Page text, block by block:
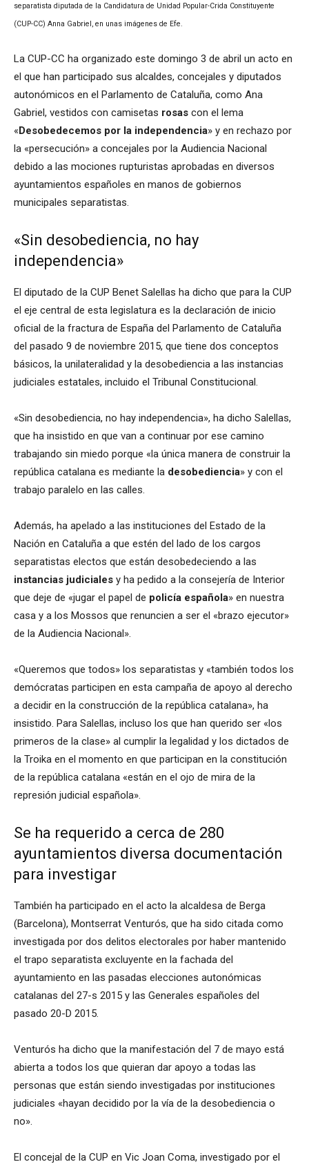
separatista diputada de la Candidatura de Unidad Popular-Crida Constituyente
(CUP-CC) Anna Gabriel, en unas imágenes de Efe.
La CUP-CC ha organizado este domingo 3 de abril un acto en
el que han participado sus alcaldes, concejales y diputados
autonómicos en el Parlamento de Cataluña, como Ana
Gabriel, vestidos con camisetas rosas con el lema
«Desobedecemos por la independencia» y en rechazo por
la «persecución» a concejales por la Audiencia Nacional
debido a las mociones rupturistas aprobadas en diversos
ayuntamientos españoles en manos de gobiernos
municipales separatistas.
«Sin desobediencia, no hay
independencia»
El diputado de la CUP Benet Salellas ha dicho que para la CUP
el eje central de esta legislatura es la declaración de inicio
oficial de la fractura de España del Parlamento de Cataluña
del pasado 9 de noviembre 2015, que tiene dos conceptos
básicos, la unilateralidad y la desobediencia a las instancias
judiciales estatales, incluido el Tribunal Constitucional.
«Sin desobediencia, no hay independencia», ha dicho Salellas,
que ha insistido en que van a continuar por ese camino
trabajando sin miedo porque «la única manera de construir la
república catalana es mediante la desobediencia» y con el
trabajo paralelo en las calles.
Además, ha apelado a las instituciones del Estado de la
Nación en Cataluña a que estén del lado de los cargos
separatistas electos que están desobedeciendo a las
instancias judiciales y ha pedido a la consejería de Interior
que deje de «jugar el papel de policía española» en nuestra
casa y a los Mossos que renuncien a ser el «brazo ejecutor»
de la Audiencia Nacional».
«Queremos que todos» los separatistas y «también todos los
demócratas participen en esta campaña de apoyo al derecho
a decidir en la construcción de la república catalana», ha
insistido. Para Salellas, incluso los que han querido ser «los
primeros de la clase» al cumplir la legalidad y los dictados de
la Troika en el momento en que participan en la constitución
de la república catalana «están en el ojo de mira de la
represión judicial española».
Se ha requerido a cerca de 280
ayuntamientos diversa documentación
para investigar
También ha participado en el acto la alcaldesa de Berga
(Barcelona), Montserrat Venturós, que ha sido citada como
investigada por dos delitos electorales por haber mantenido
el trapo separatista excluyente en la fachada del
ayuntamiento en las pasadas elecciones autonómicas
catalanas del 27-s 2015 y las Generales españoles del
pasado 20-D 2015.
Venturós ha dicho que la manifestación del 7 de mayo está
abierta a todos los que quieran dar apoyo a todas las
personas que están siendo investigadas por instituciones
judiciales «hayan decidido por la vía de la desobediencia o
no».
El concejal de la CUP en Vic Joan Coma, investigado por el